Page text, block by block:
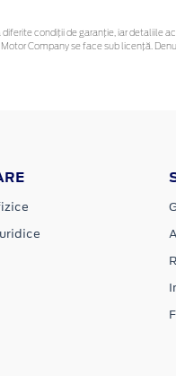
condiții de garanție, iar
Company se face sub licență.